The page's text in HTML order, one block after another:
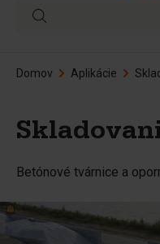
Domov Aplikácie
Betónové tvárnice a